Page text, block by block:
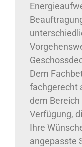
Dem
fachgerecht
dem
Verfügung,
Ihre
angepasste